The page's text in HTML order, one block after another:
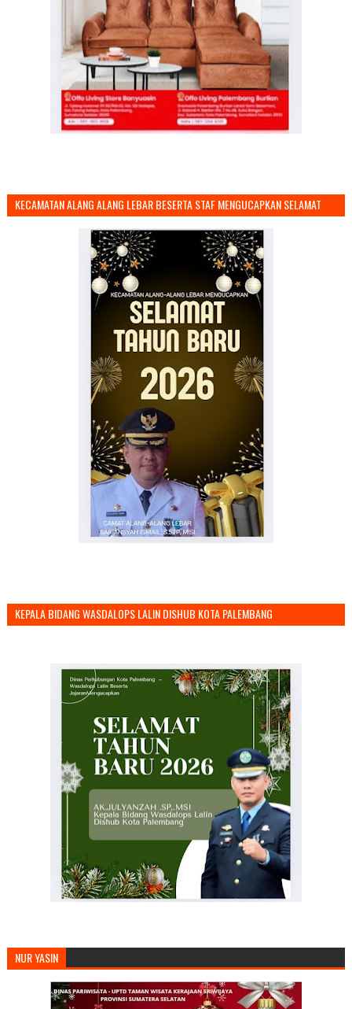
KECAMATAN ALANG ALANG LEBAR BESERTA STAF MENGUCAPKAN SELAMAT
KEPALA BIDANG WASDALOPS LALIN DISHUB KOTA PALEMBANG
NUR YASIN